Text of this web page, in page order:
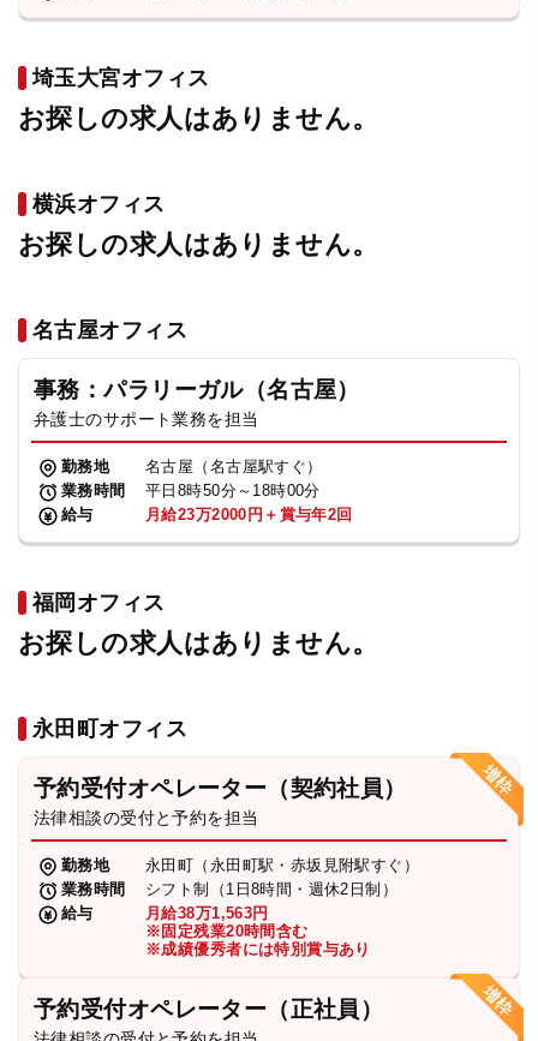
埼玉大宮オフィス
お探しの求人はありません。
横浜オフィス
お探しの求人はありません。
名古屋オフィス
事務：パラリーガル（名古屋）
弁護士のサポート業務を担当
勤務地
名古屋（名古屋駅すぐ）
業務時間
平日8時50分～18時00分
給与
月給23万2000円＋賞与年2回
福岡オフィス
お探しの求人はありません。
永田町オフィス
予約受付オペレーター（契約社員）
法律相談の受付と予約を担当
勤務地
永田町（永田町駅・赤坂見附駅すぐ）
業務時間
シフト制（1日8時間・週休2日制）
給与
月給38万1,563円
※固定残業20時間含む
※成績優秀者には特別賞与あり
予約受付オペレーター（正社員）